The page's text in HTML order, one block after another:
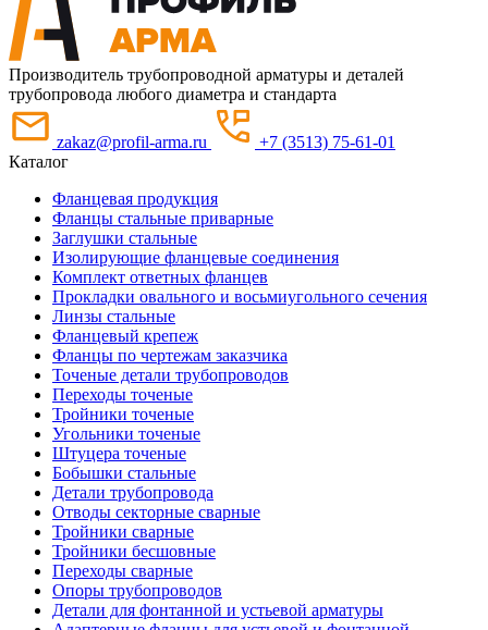
Производитель трубопроводной арматуры и деталей
трубопровода любого диаметра и стандарта
zakaz@profil-arma.ru
+7 (3513) 75-61-01
Каталог
Фланцевая продукция
Фланцы стальные приварные
Заглушки стальные
Изолирующие фланцевые соединения
Комплект ответных фланцев
Прокладки овального и восьмиугольного сечения
Линзы стальные
Фланцевый крепеж
Фланцы по чертежам заказчика
Точеные детали трубопроводов
Переходы точеные
Тройники точеные
Угольники точеные
Штуцера точеные
Бобышки стальные
Детали трубопровода
Отводы секторные сварные
Тройники сварные
Тройники бесшовные
Переходы сварные
Опоры трубопроводов
Детали для фонтанной и устьевой арматуры